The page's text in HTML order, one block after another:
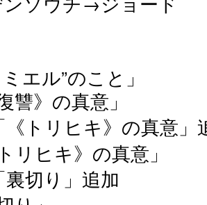
ミエル”のこと」
讐》の真意」
トリヒキ》の真意」
リヒキ》の真意」
切り」追加